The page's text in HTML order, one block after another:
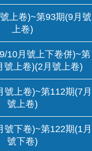
上卷)~第93期(9月號
上卷)
10月號上下卷併)~第
號上卷)(2月號上卷)
號上卷)~第112期(7月
號上卷)
號下卷)~第122期(1月
號下卷)